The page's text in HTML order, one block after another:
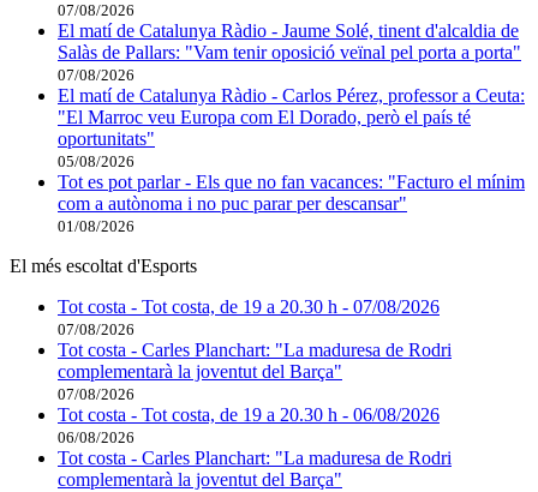
07/08/2026
El matí de Catalunya Ràdio - Jaume Solé, tinent d'alcaldia de
Salàs de Pallars: "Vam tenir oposició veïnal pel porta a porta"
07/08/2026
El matí de Catalunya Ràdio - Carlos Pérez, professor a Ceuta:
"El Marroc veu Europa com El Dorado, però el país té
oportunitats"
05/08/2026
Tot es pot parlar - Els que no fan vacances: "Facturo el mínim
com a autònoma i no puc parar per descansar"
01/08/2026
El més escoltat d'Esports
Tot costa - Tot costa, de 19 a 20.30 h - 07/08/2026
07/08/2026
Tot costa - Carles Planchart: "La maduresa de Rodri
complementarà la joventut del Barça"
07/08/2026
Tot costa - Tot costa, de 19 a 20.30 h - 06/08/2026
06/08/2026
Tot costa - Carles Planchart: "La maduresa de Rodri
complementarà la joventut del Barça"